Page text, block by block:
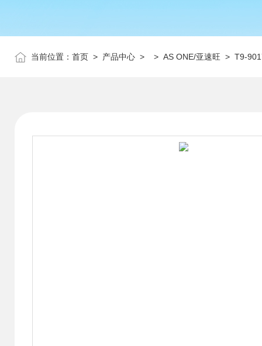
当前位置： 首页 > 产品中心 > > AS ONE/亚速旺 > T9-